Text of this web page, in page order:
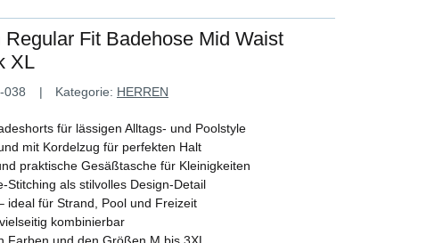
Fit Badehose Mid Waist
XL
038 Kategorie: HERREN
für lässigen Alltags- und Poolstyle
mit Kordelzug für perfekten Halt
praktische Gesäßtasche für Kleinigkeiten
Stitching als stilvolles Design-Detail
ideal für Strand, Pool und Freizeit
kombinierbar
Farben und den Größen M bis 3XL